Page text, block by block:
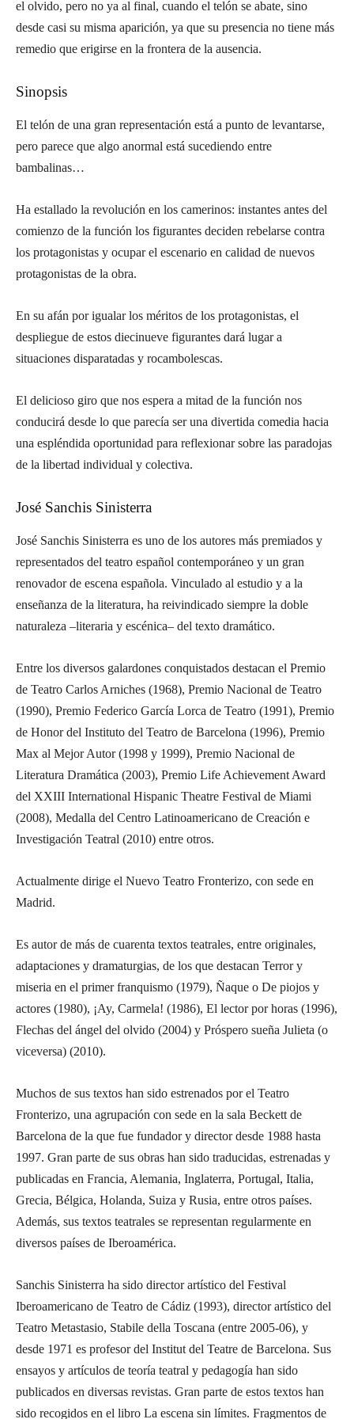
el olvido, pero no ya al final, cuando el telón se abate, sino
desde casi su misma aparición, ya que su presencia no tiene más
remedio que erigirse en la frontera de la ausencia.
Sinopsis
El telón de una gran representación está a punto de levantarse,
pero parece que algo anormal está sucediendo entre
bambalinas…
Ha estallado la revolución en los camerinos: instantes antes del
comienzo de la función los figurantes deciden rebelarse contra
los protagonistas y ocupar el escenario en calidad de nuevos
protagonistas de la obra.
En su afán por igualar los méritos de los protagonistas, el
despliegue de estos diecinueve figurantes dará lugar a
situaciones disparatadas y rocambolescas.
El delicioso giro que nos espera a mitad de la función nos
conducirá desde lo que parecía ser una divertida comedia hacia
una espléndida oportunidad para reflexionar sobre las paradojas
de la libertad individual y colectiva.
José Sanchis Sinisterra
José Sanchis Sinisterra es uno de los autores más premiados y
representados del teatro español contemporáneo y un gran
renovador de escena española. Vinculado al estudio y a la
enseñanza de la literatura, ha reivindicado siempre la doble
naturaleza –literaria y escénica– del texto dramático.
Entre los diversos galardones conquistados destacan el Premio
de Teatro Carlos Arniches (1968), Premio Nacional de Teatro
(1990), Premio Federico García Lorca de Teatro (1991), Premio
de Honor del Instituto del Teatro de Barcelona (1996), Premio
Max al Mejor Autor (1998 y 1999), Premio Nacional de
Literatura Dramática (2003), Premio Life Achievement Award
del XXIII International Hispanic Theatre Festival de Miami
(2008), Medalla del Centro Latinoamericano de Creación e
Investigación Teatral (2010) entre otros.
Actualmente dirige el Nuevo Teatro Fronterizo, con sede en
Madrid.
Es autor de más de cuarenta textos teatrales, entre originales,
adaptaciones y dramaturgias, de los que destacan Terror y
miseria en el primer franquismo (1979), Ñaque o De piojos y
actores (1980), ¡Ay, Carmela! (1986), El lector por horas (1996),
Flechas del ángel del olvido (2004) y Próspero sueña Julieta (o
viceversa) (2010).
Muchos de sus textos han sido estrenados por el Teatro
Fronterizo, una agrupación con sede en la sala Beckett de
Barcelona de la que fue fundador y director desde 1988 hasta
1997. Gran parte de sus obras han sido traducidas, estrenadas y
publicadas en Francia, Alemania, Inglaterra, Portugal, Italia,
Grecia, Bélgica, Holanda, Suiza y Rusia, entre otros países.
Además, sus textos teatrales se representan regularmente en
diversos países de Iberoamérica.
Sanchis Sinisterra ha sido director artístico del Festival
Iberoamericano de Teatro de Cádiz (1993), director artístico del
Teatro Metastasio, Stabile della Toscana (entre 2005-06), y
desde 1971 es profesor del Institut del Teatre de Barcelona. Sus
ensayos y artículos de teoría teatral y pedagogía han sido
publicados en diversas revistas. Gran parte de estos textos han
sido recogidos en el libro La escena sin límites. Fragmentos de